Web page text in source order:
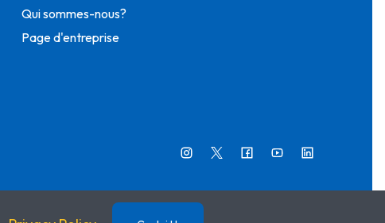
Qui sommes-nous?
Page d'entreprise